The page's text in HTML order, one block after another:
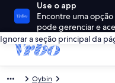
Use o app
Encontre uma
pode gerenciar e
Ignorar a seção principal da
Oybin